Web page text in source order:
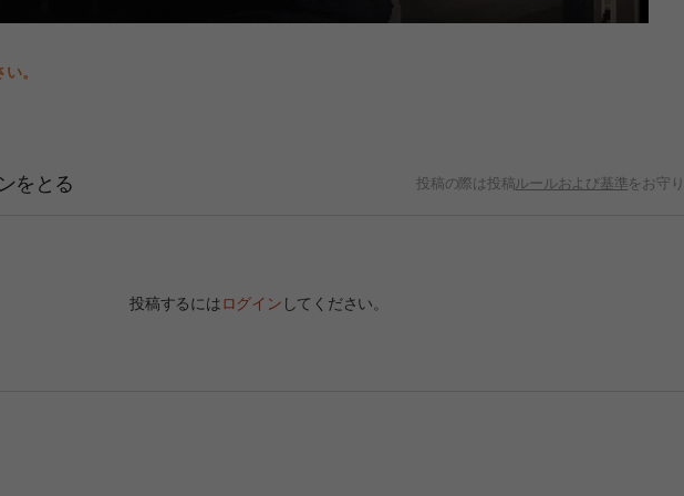
。
をとる 投稿の際は投稿ルールおよび基準をお守
投稿するにはログイン してください。